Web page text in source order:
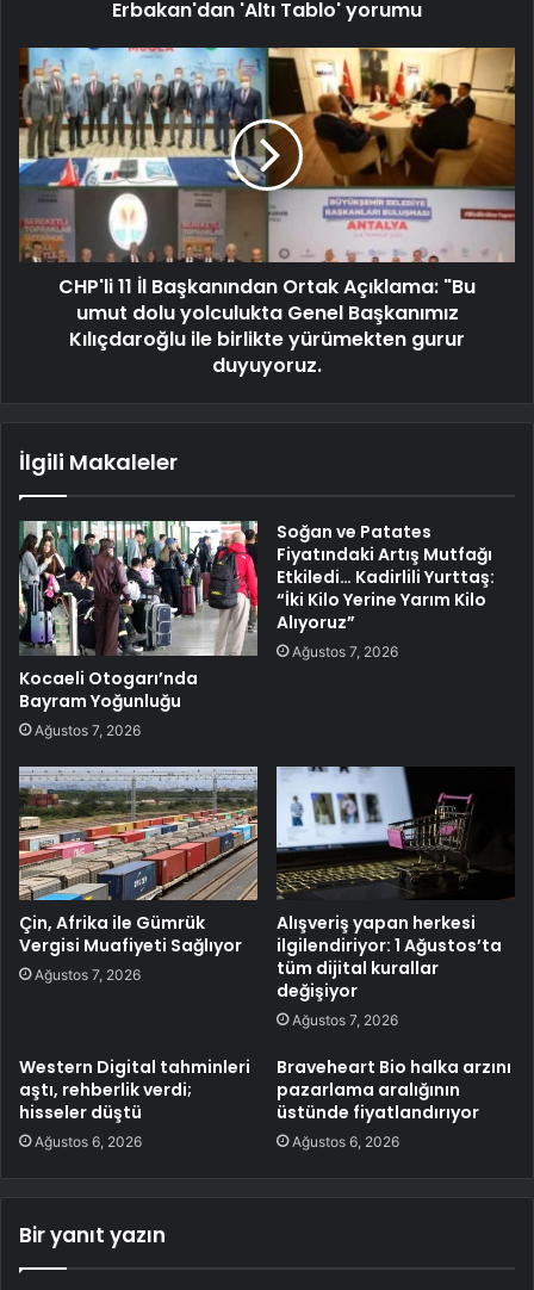
Erbakan'dan 'Altı Tablo' yorumu
CHP'li 11 İl Başkanından Ortak Açıklama: "Bu
umut dolu yolculukta Genel Başkanımız
Kılıçdaroğlu ile birlikte yürümekten gurur
duyuyoruz.
İlgili Makaleler
Kocaeli Otogarı’nda
Bayram Yoğunluğu
Ağustos 7, 2026
Soğan ve Patates
Fiyatındaki Artış Mutfağı
Etkiledi… Kadirlili Yurttaş:
“İki Kilo Yerine Yarım Kilo
Alıyoruz”
Ağustos 7, 2026
Çin, Afrika ile Gümrük
Vergisi Muafiyeti Sağlıyor
Ağustos 7, 2026
Alışveriş yapan herkesi
ilgilendiriyor: 1 Ağustos’ta
tüm dijital kurallar
değişiyor
Ağustos 7, 2026
Western Digital tahminleri
aştı, rehberlik verdi;
hisseler düştü
Ağustos 6, 2026
Braveheart Bio halka arzını
pazarlama aralığının
üstünde fiyatlandırıyor
Ağustos 6, 2026
Bir yanıt yazın